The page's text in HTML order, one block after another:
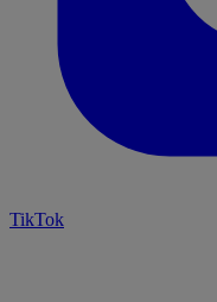
TikTok